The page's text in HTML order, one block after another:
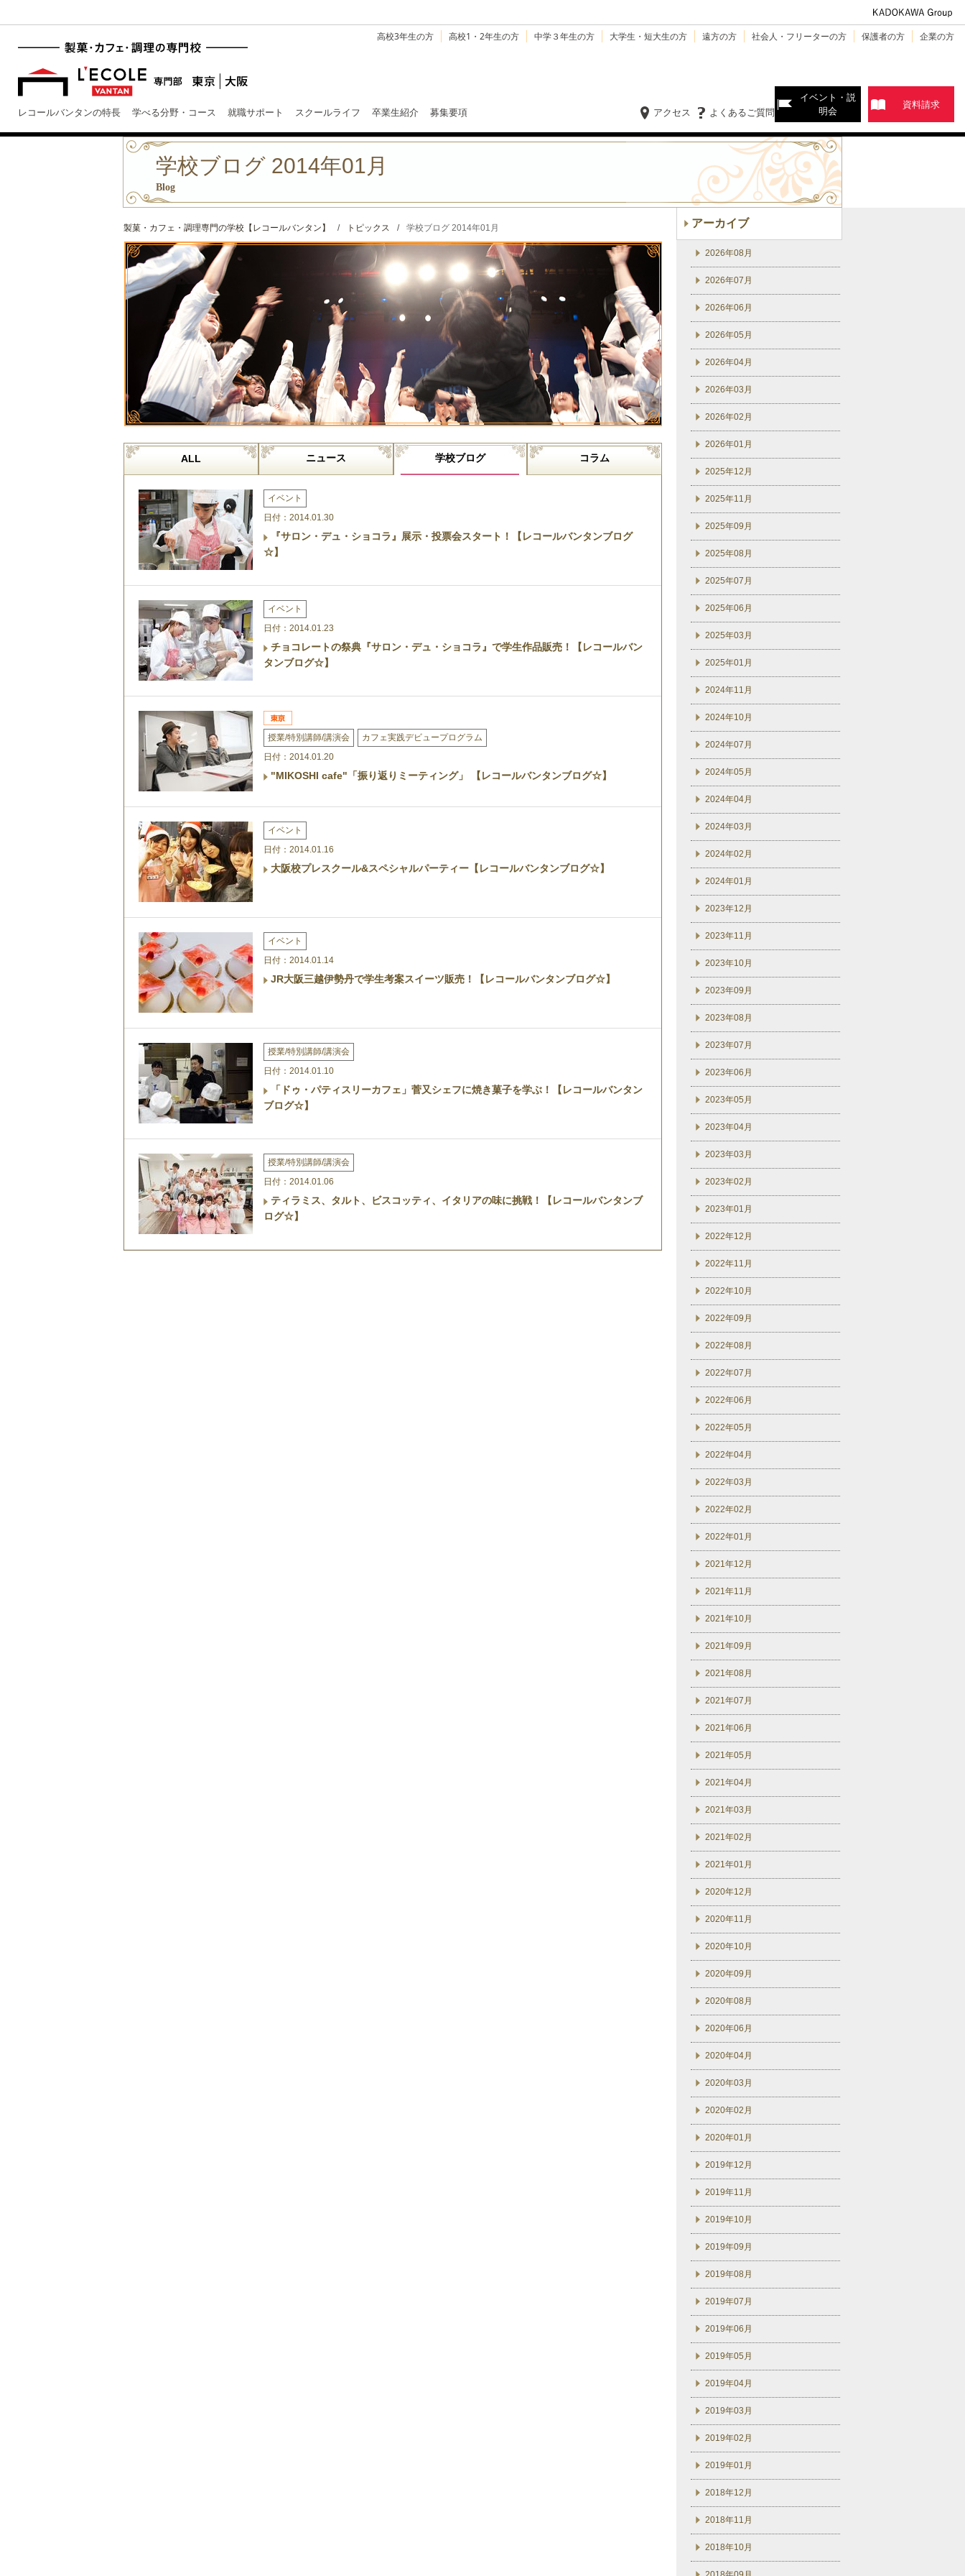
高校3年生の方 高校1・2年生の方 中学３年生の方 大学生・短大生の方 遠方の方 社会人・フリーターの方 保護者の方 企業の方
レコールバンタンの特長 学べる分野・コース 就職サポート スクールライフ 卒業生紹介 募集要項 よくあるご質問
アクセス
イベント・説
明会
資料請求
学校ブログ 2014年01月
Blog
製菓・カフェ・調理専門の学校【レコールバンタン】 / トピックス / 学校ブログ 2014年01月
ALL ニュース 学校ブログ コラム
イベント
日付：2014.01.30
『サロン・デュ・ショコラ』展示・投票会スタート！【レコールバンタンブログ
☆】
イベント
日付：2014.01.23
チョコレートの祭典『サロン・デュ・ショコラ』で学生作品販売！【レコールバン
タンブログ☆】
授業/特別講師/講演会
カフェ実践デビュープログラム
日付：2014.01.20
"MIKOSHI cafe"「振り返りミーティング」 【レコールバンタンブログ☆】
イベント
日付：2014.01.16
大阪校プレスクール&スペシャルパーティー【レコールバンタンブログ☆】
イベント
日付：2014.01.14
JR大阪三越伊勢丹で学生考案スイーツ販売！【レコールバンタンブログ☆】
授業/特別講師/講演会
日付：2014.01.10
「ドゥ・パティスリーカフェ」菅又シェフに焼き菓子を学ぶ！【レコールバンタン
ブログ☆】
授業/特別講師/講演会
日付：2014.01.06
ティラミス、タルト、ビスコッティ、イタリアの味に挑戦！【レコールバンタンブ
ログ☆】
アーカイブ
2026年08月
2026年07月
2026年06月
2026年05月
2026年04月
2026年03月
2026年02月
2026年01月
2025年12月
2025年11月
2025年09月
2025年08月
2025年07月
2025年06月
2025年03月
2025年01月
2024年11月
2024年10月
2024年07月
2024年05月
2024年04月
2024年03月
2024年02月
2024年01月
2023年12月
2023年11月
2023年10月
2023年09月
2023年08月
2023年07月
2023年06月
2023年05月
2023年04月
2023年03月
2023年02月
2023年01月
2022年12月
2022年11月
2022年10月
2022年09月
2022年08月
2022年07月
2022年06月
2022年05月
2022年04月
2022年03月
2022年02月
2022年01月
2021年12月
2021年11月
2021年10月
2021年09月
2021年08月
2021年07月
2021年06月
2021年05月
2021年04月
2021年03月
2021年02月
2021年01月
2020年12月
2020年11月
2020年10月
2020年09月
2020年08月
2020年06月
2020年04月
2020年03月
2020年02月
2020年01月
2019年12月
2019年11月
2019年10月
2019年09月
2019年08月
2019年07月
2019年06月
2019年05月
2019年04月
2019年03月
2019年02月
2019年01月
2018年12月
2018年11月
2018年10月